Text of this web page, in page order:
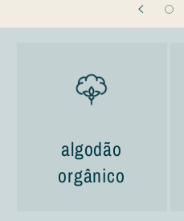
algodão
orgânico